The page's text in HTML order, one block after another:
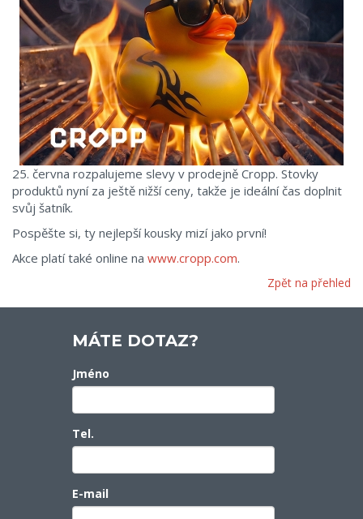
25. června rozpalujeme slevy v prodejně Cropp. Stovky
produktů nyní za ještě nižší ceny, takže je ideální čas doplnit
svůj šatník.
Pospěšte si, ty nejlepší kousky mizí jako první!
Akce platí také online na www.cropp.com.
Zpět na přehled
MÁTE DOTAZ?
Jméno
Tel.
E-mail